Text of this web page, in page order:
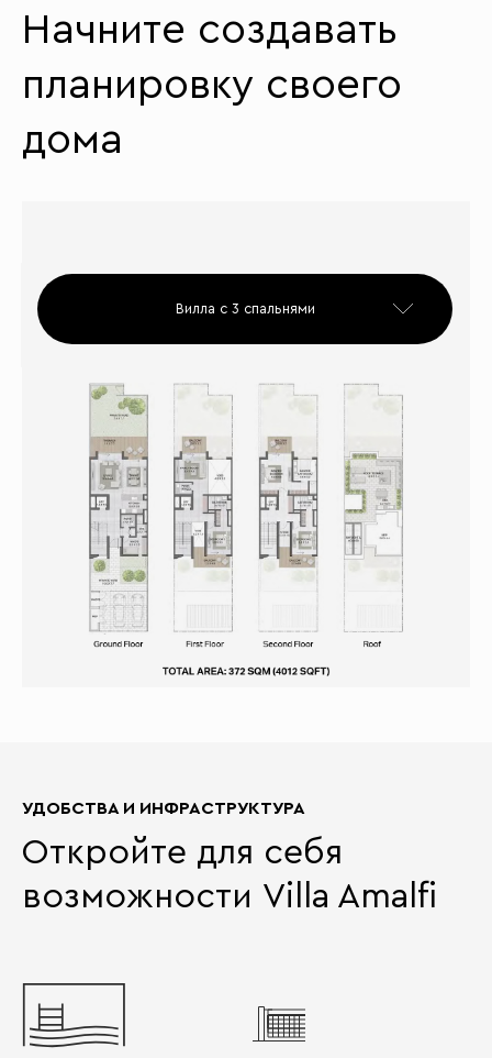
Начните создавать
планировку своего
дома
Вилла с 3 спальнями
УДОБСТВА И ИНФРАСТРУКТУРА
Откройте для себя
возможности Villa Amalfi